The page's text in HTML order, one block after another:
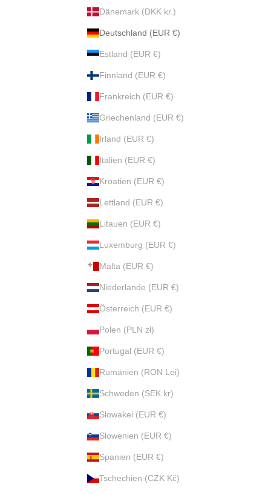
Dänemark (DKK kr.)
Deutschland (EUR €)
Estland (EUR €)
Finnland (EUR €)
Frankreich (EUR €)
Griechenland (EUR €)
Irland (EUR €)
Italien (EUR €)
Kroatien (EUR €)
Lettland (EUR €)
Litauen (EUR €)
Luxemburg (EUR €)
Malta (EUR €)
Niederlande (EUR €)
Österreich (EUR €)
Polen (PLN zł)
Portugal (EUR €)
Rumänien (RON Lei)
Schweden (SEK kr)
Slowakei (EUR €)
Slowenien (EUR €)
Spanien (EUR €)
Tschechien (CZK Kč)